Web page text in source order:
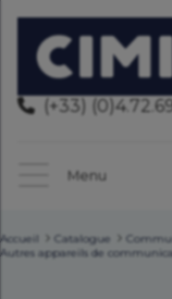
(+33)
Menu
Accueil Catalogue
Autres appareils de